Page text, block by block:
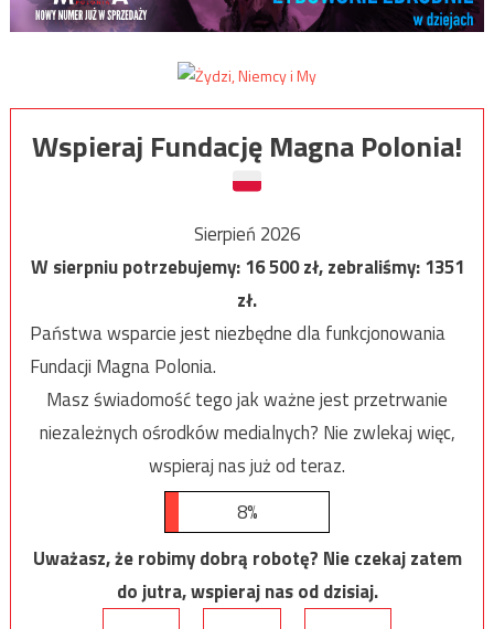
Wspieraj Fundację Magna Polonia!
Sierpień 2026
W sierpniu potrzebujemy:16 500zł, zebraliśmy:1351
zł.
Państwa wsparcie jest niezbędne dla funkcjonowania
Fundacji Magna Polonia.
Masz świadomość tego jak ważne jest przetrwanie
niezależnych ośrodków medialnych? Nie zwlekaj więc,
wspieraj nas już od teraz.
8%
Uważasz, że robimy dobrą robotę? Nie czekaj zatem
do jutra, wspieraj nas od dzisiaj.